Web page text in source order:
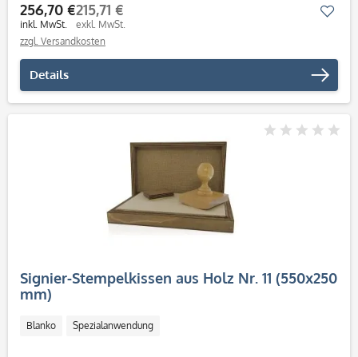
256,70 €
inkl. MwSt.
215,71 €
exkl. MwSt.
zzgl. Versandkosten
Details
Signier-Stempelkissen aus Holz Nr. 11 (550x250
mm)
Blanko Spezialanwendung